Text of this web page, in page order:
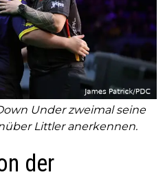
Under zweimal seine
Littler anerkennen.
der